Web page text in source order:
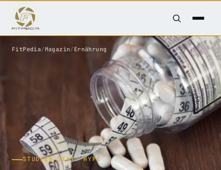
FitPedia/Magazin/ Ernährung
STUDIEN STATT HYPE